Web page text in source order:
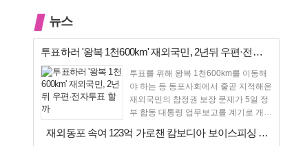
뉴스
투표하러 '왕복 1천600km' 재외국민, 2년뒤 우편·전자투표 할까
투표를 위해 왕복 1천600km를 이동해
야 하는 등 동포사회에서 줄곧 지적해온
재외국민의 참정권 보장 문제가 5일 정
부 합동 대통령 업무보고를 계기로 개선
재외동포 속여 123억 가로챈 캄보디아 보이스피싱 일당 검거